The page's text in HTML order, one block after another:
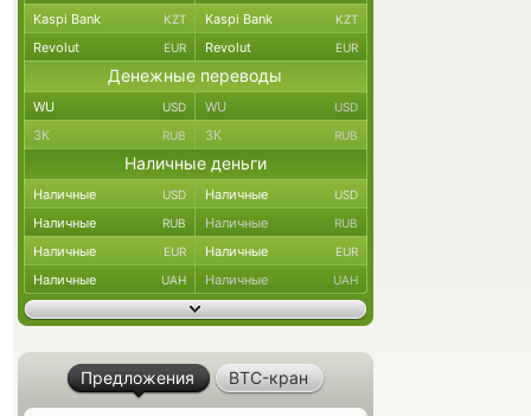
Kaspi Bank KZT Kaspi Bank KZT
Revolut EUR Revolut EUR
Денежные переводы
WU USD WU USD
ЗК RUB ЗК RUB
Наличные деньги
Наличные USD Наличные USD
Наличные RUB Наличные RUB
Наличные EUR Наличные EUR
Наличные UAH Наличные UAH
Предложения BTC-кран